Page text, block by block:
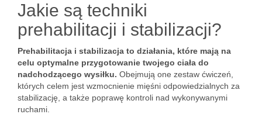
Jakie są techniki
prehabilitacji i stabilizacji?
Prehabilitacja i stabilizacja to działania, które mają na
celu optymalne przygotowanie twojego ciała do
nadchodzącego wysiłku. Obejmują one zestaw ćwiczeń,
których celem jest wzmocnienie mięśni odpowiedzialnych za
stabilizację, a także poprawę kontroli nad wykonywanymi
ruchami.